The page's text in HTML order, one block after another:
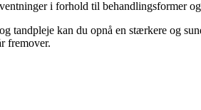
i forhold til behandlingsformer
tandpleje kan du opnå en stærkere og
fremover.